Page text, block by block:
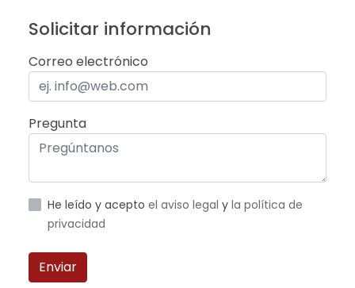
Solicitar información
Correo electrónico
Pregunta
He leído y acepto el aviso legal y la política de
privacidad
Enviar